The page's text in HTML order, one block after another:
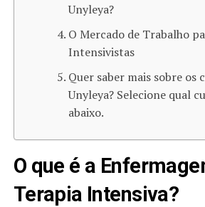
Unyleya?
O Mercado de Trabalho
Intensivistas
Quer saber mais sobre os
Unyleya? Selecione qual
abaixo.
O que é a
Terapia Intensiva?